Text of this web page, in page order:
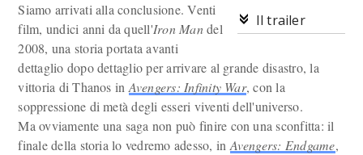
Il trailer
Siamo arrivati alla conclusione. Venti
film, undici anni da quell'Iron Mandel
2008, una storia portata avanti
dettaglio dopo dettaglio per arrivare al grande disastro, la
vittoria di Thanos in Avengers: Infinity War, con la
soppressione di metà degli esseri viventi dell'universo.
Ma ovviamente una saga non può finire con una sconfitta: il
finale della storia lo vedremo adesso, in Avengers: Endgame,